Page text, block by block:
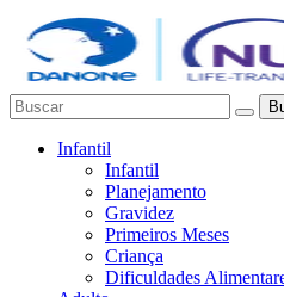
Infantil
Infantil
Planejamento
Gravidez
Primeiros Meses
Criança
Dificuldades